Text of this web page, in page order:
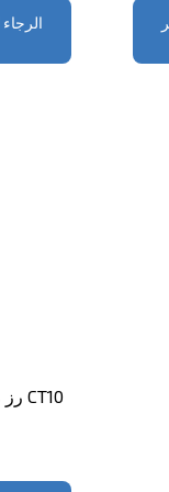
الرجاء
رز مصري بالدو صباح 900غ CT10